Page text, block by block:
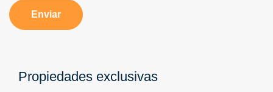
Enviar
Propiedades exclusivas